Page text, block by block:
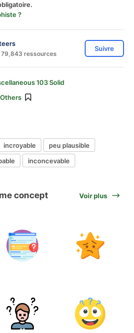
?
ressources
Suivre
103 Solid
incroyable
peu plausible
inconcevable
concept Voir plus